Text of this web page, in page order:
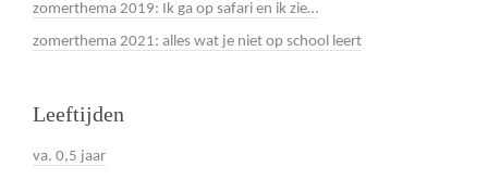
zomerthema 2019: Ik ga op safari en ik zie…
zomerthema 2021: alles wat je niet op school leert
Leeftijden
va. 0,5 jaar